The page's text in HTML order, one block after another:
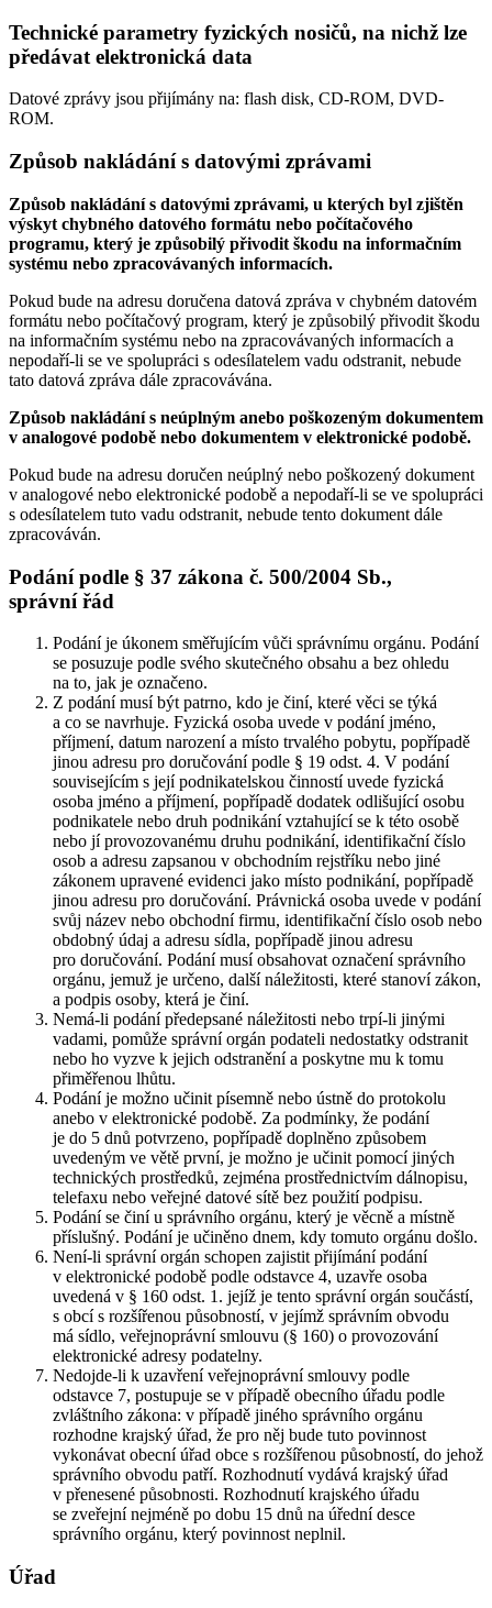
Technické parametry fyzických nosičů, na nichž lze
předávat elektronická data
Datové zprávy jsou přijímány na: flash disk, CD-ROM, DVD-
ROM.
Způsob nakládání s datovými zprávami
Způsob nakládání s datovými zprávami, u kterých byl zjištěn
výskyt chybného datového formátu nebo počítačového
programu, který je způsobilý přivodit škodu na informačním
systému nebo zpracovávaných informacích.
Pokud bude na adresu doručena datová zpráva v chybném datovém
formátu nebo počítačový program, který je způsobilý přivodit škodu
na informačním systému nebo na zpracovávaných informacích a
nepodaří-li se ve spolupráci s odesílatelem vadu odstranit, nebude
tato datová zpráva dále zpracovávána.
Způsob nakládání s neúplným anebo poškozeným dokumentem
v analogové podobě nebo dokumentem v elektronické podobě.
Pokud bude na adresu doručen neúplný nebo poškozený dokument
v analogové nebo elektronické podobě a nepodaří-li se ve spolupráci
s odesílatelem tuto vadu odstranit, nebude tento dokument dále
zpracováván.
Podání podle § 37 zákona č. 500/2004 Sb.,
správní řád
Podání je úkonem směřujícím vůči správnímu orgánu. Podání
se posuzuje podle svého skutečného obsahu a bez ohledu
na to, jak je označeno.
Z podání musí být patrno, kdo je činí, které věci se týká
a co se navrhuje. Fyzická osoba uvede v podání jméno,
příjmení, datum narození a místo trvalého pobytu, popřípadě
jinou adresu pro doručování podle § 19 odst. 4. V podání
souvisejícím s její podnikatelskou činností uvede fyzická
osoba jméno a příjmení, popřípadě dodatek odlišující osobu
podnikatele nebo druh podnikání vztahující se k této osobě
nebo jí provozovanému druhu podnikání, identifikační číslo
osob a adresu zapsanou v obchodním rejstříku nebo jiné
zákonem upravené evidenci jako místo podnikání, popřípadě
jinou adresu pro doručování. Právnická osoba uvede v podání
svůj název nebo obchodní firmu, identifikační číslo osob nebo
obdobný údaj a adresu sídla, popřípadě jinou adresu
pro doručování. Podání musí obsahovat označení správního
orgánu, jemuž je určeno, další náležitosti, které stanoví zákon,
a podpis osoby, která je činí.
Nemá-li podání předepsané náležitosti nebo trpí-li jinými
vadami, pomůže správní orgán podateli nedostatky odstranit
nebo ho vyzve k jejich odstranění a poskytne mu k tomu
přiměřenou lhůtu.
Podání je možno učinit písemně nebo ústně do protokolu
anebo v elektronické podobě. Za podmínky, že podání
je do 5 dnů potvrzeno, popřípadě doplněno způsobem
uvedeným ve větě první, je možno je učinit pomocí jiných
technických prostředků, zejména prostřednictvím dálnopisu,
telefaxu nebo veřejné datové sítě bez použití podpisu.
Podání se činí u správního orgánu, který je věcně a místně
příslušný. Podání je učiněno dnem, kdy tomuto orgánu došlo.
Není-li správní orgán schopen zajistit přijímání podání
v elektronické podobě podle odstavce 4, uzavře osoba
uvedená v § 160 odst. 1. jejíž je tento správní orgán součástí,
s obcí s rozšířenou působností, v jejímž správním obvodu
má sídlo, veřejnoprávní smlouvu (§ 160) o provozování
elektronické adresy podatelny.
Nedojde-li k uzavření veřejnoprávní smlouvy podle
odstavce 7, postupuje se v případě obecního úřadu podle
zvláštního zákona: v případě jiného správního orgánu
rozhodne krajský úřad, že pro něj bude tuto povinnost
vykonávat obecní úřad obce s rozšířenou působností, do jehož
správního obvodu patří. Rozhodnutí vydává krajský úřad
v přenesené působnosti. Rozhodnutí krajského úřadu
se zveřejní nejméně po dobu 15 dnů na úřední desce
správního orgánu, který povinnost neplnil.
Úřad